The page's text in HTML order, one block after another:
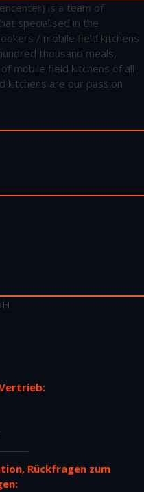
is a team of
specialised in the
/ mobile field kitchens
thousand meals,
mobile field kitchens of all
kitchens are our passion.
Rückfragen zum